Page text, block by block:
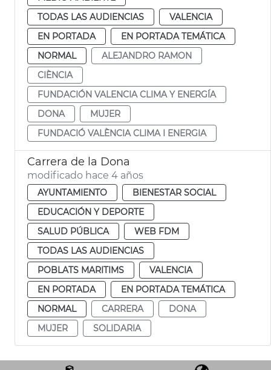
TODAS LAS AUDIENCIAS
VALENCIA
EN PORTADA
EN PORTADA TEMÁTICA
NORMAL
ALEJANDRO RAMON
CIÈNCIA
FUNDACIÓN VALENCIA CLIMA Y ENERGÍA
DONA
MUJER
FUNDACIÓ VALÈNCIA CLIMA I ENERGIA
Carrera de la Dona
modificado hace 4 años
AYUNTAMIENTO
BIENESTAR SOCIAL
EDUCACIÓN Y DEPORTE
SALUD PÚBLICA
WEB FDM
TODAS LAS AUDIENCIAS
POBLATS MARITIMS
VALENCIA
EN PORTADA
EN PORTADA TEMÁTICA
NORMAL
CARRERA
DONA
MUJER
SOLIDARIA